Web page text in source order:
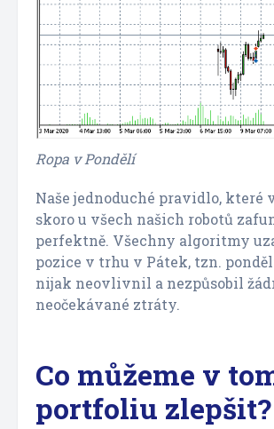
Ropa v Pondělí
Naše jednoduché pravidlo, které
skoro u všech našich robotů
perfektně. Všechny algoritmy
pozice v trhu v Pátek, tzn.
nijak neovlivnil a nezpůsobil
neočekávané ztráty.
Co můžeme v
portfoliu zlepšit?